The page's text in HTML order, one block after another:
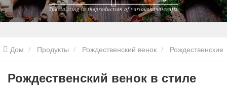
Дом Продукты Рождественский венок Рождественские
венки для входной двери
Рождественский венок в стиле